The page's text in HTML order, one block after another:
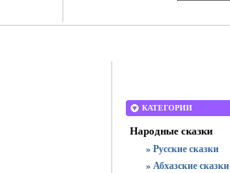
КАТЕГОРИИ
Народные сказки
» Русские сказки
» Абхазские сказки